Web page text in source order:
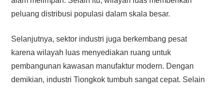
peluang distribusi populasi dalam skala besar.
Selanjutnya, sektor industri juga berkembang pesat
karena wilayah luas menyediakan ruang untuk
pembangunan kawasan manufaktur modern. Dengan
demikian, industri Tiongkok tumbuh sangat cepat. Selain